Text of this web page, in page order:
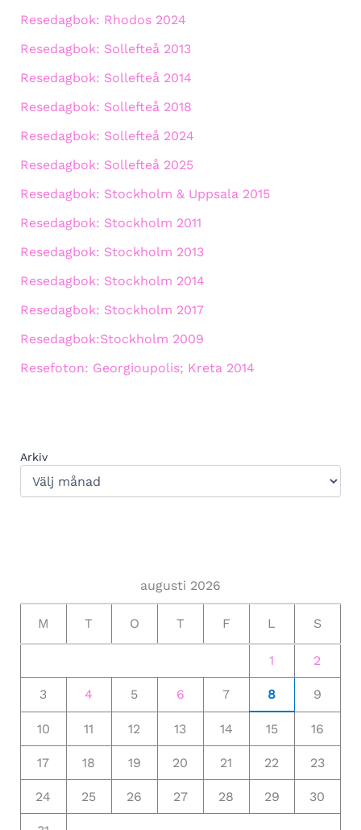
Resedagbok: Rhodos 2024
Resedagbok: Sollefteå 2013
Resedagbok: Sollefteå 2014
Resedagbok: Sollefteå 2018
Resedagbok: Sollefteå 2024
Resedagbok: Sollefteå 2025
Resedagbok: Stockholm & Uppsala 2015
Resedagbok: Stockholm 2011
Resedagbok: Stockholm 2013
Resedagbok: Stockholm 2014
Resedagbok: Stockholm 2017
Resedagbok:Stockholm 2009
Resefoton: Georgioupolis; Kreta 2014
Arkiv
augusti 2026
M T O T F L S
1 2
3 4 5 6 7 8 9
10 11 12 13 14 15 16
17 18 19 20 21 22 23
24 25 26 27 28 29 30